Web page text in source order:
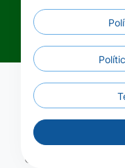
©2026 - Prefeitura